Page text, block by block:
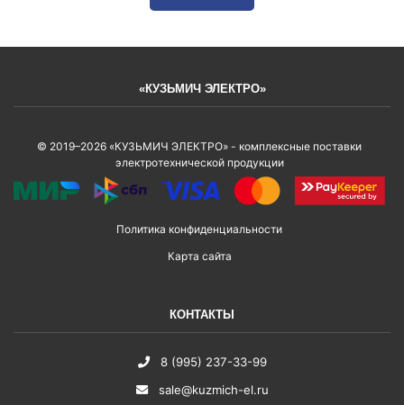
«КУЗЬМИЧ ЭЛЕКТРО»
© 2019–2026 «КУЗЬМИЧ ЭЛЕКТРО» - комплексные поставки
электротехнической продукции
Политика конфиденциальности
Карта сайта
КОНТАКТЫ
8 (995) 237-33-99
sale@kuzmich-el.ru